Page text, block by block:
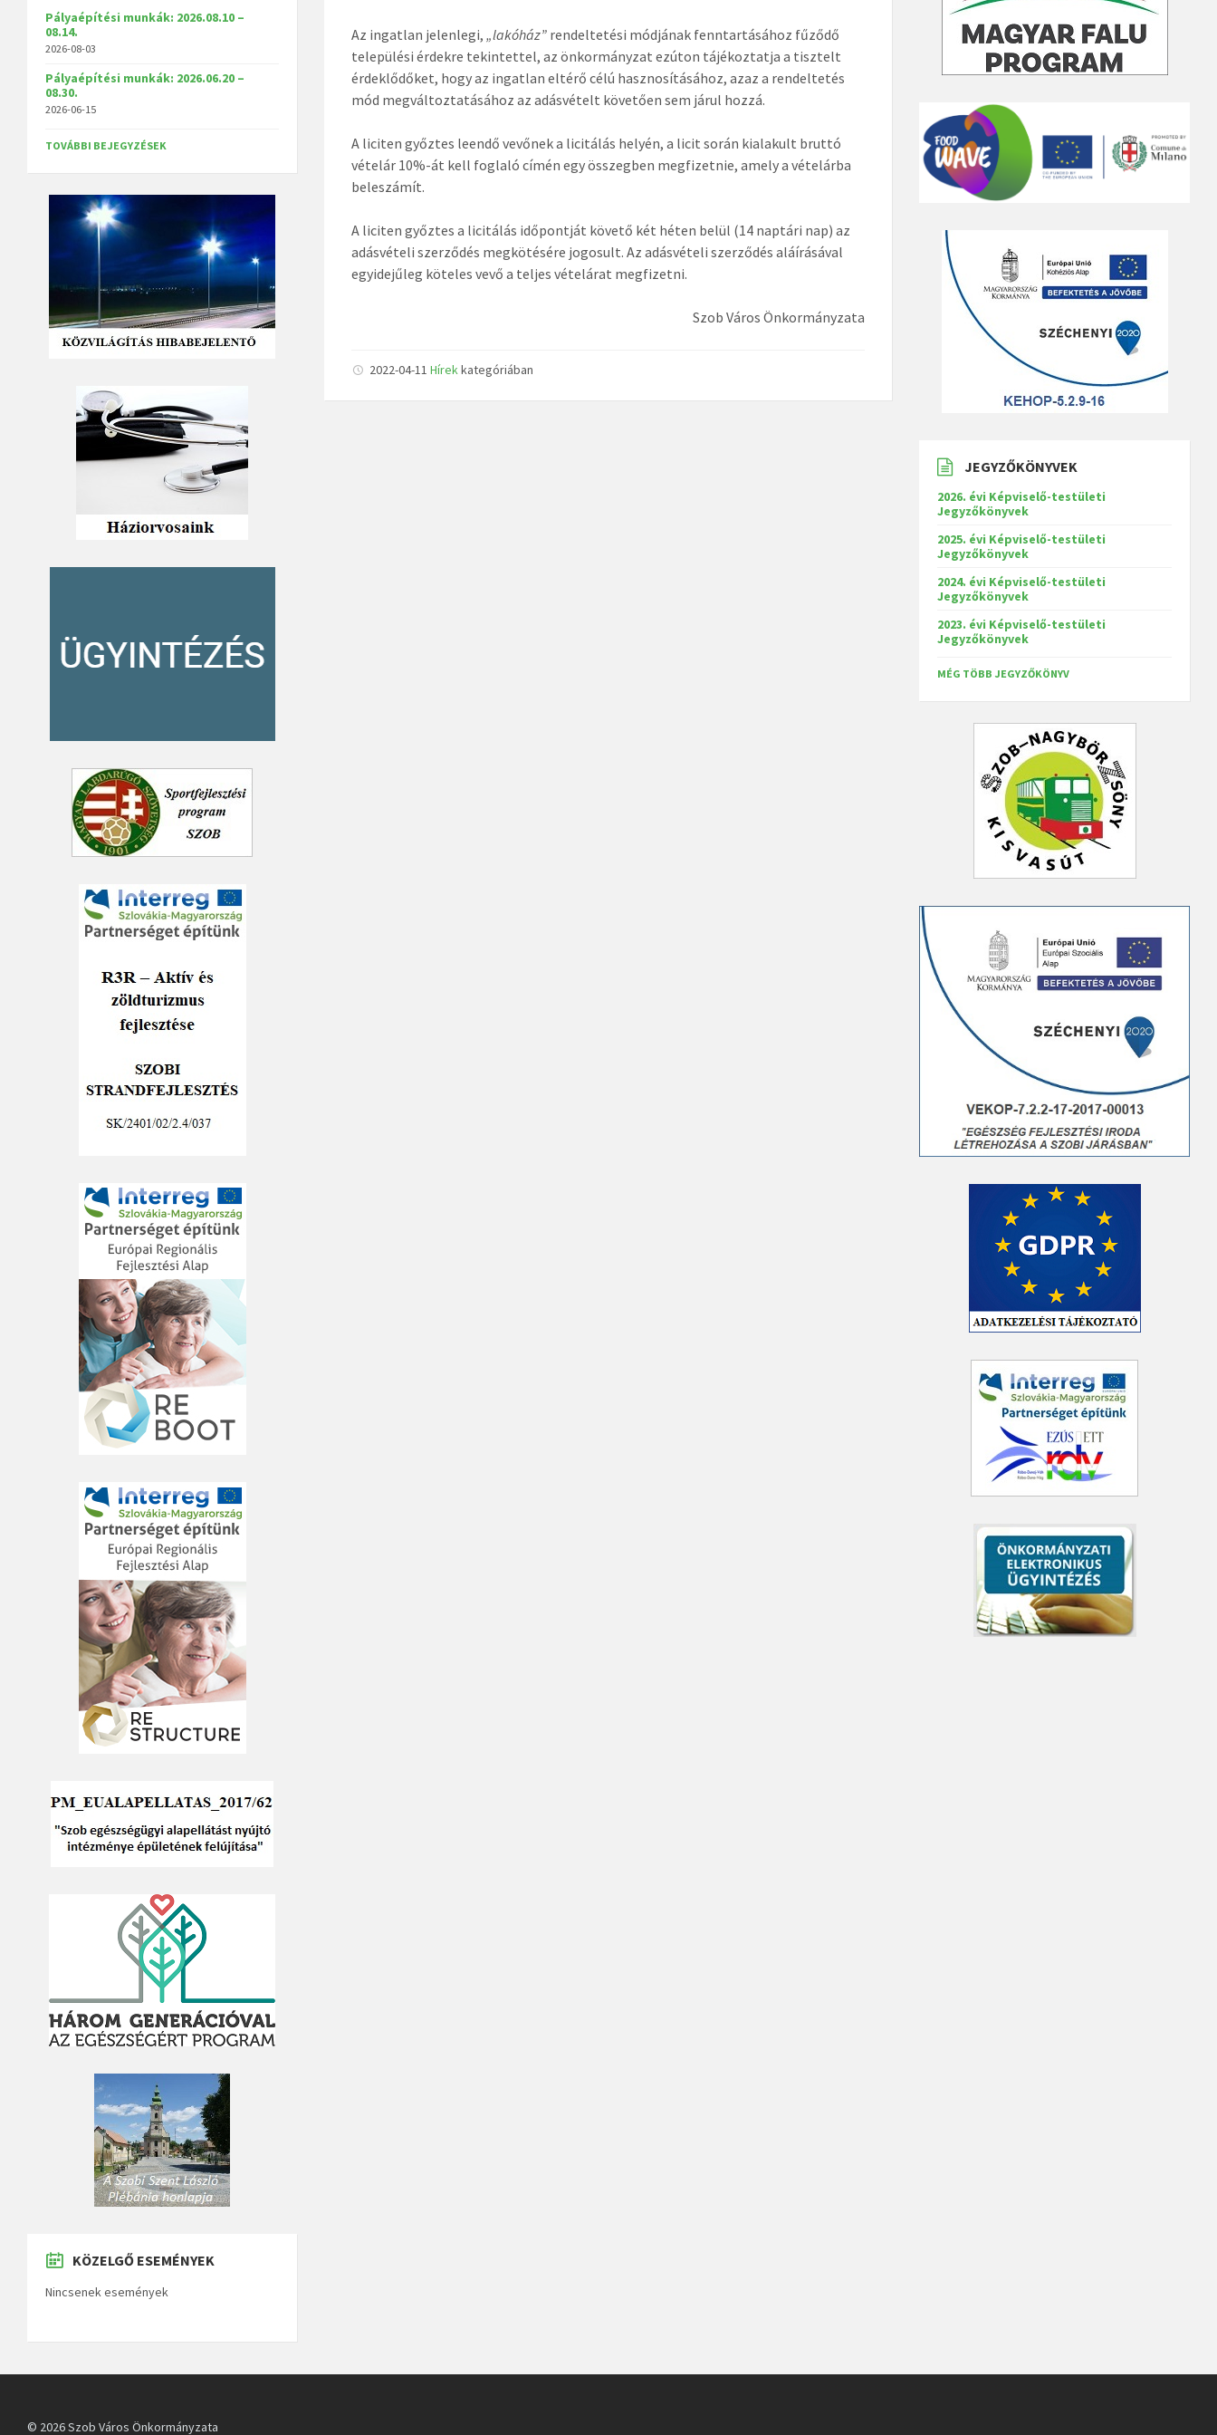
Az ingatlan jelenlegi,„lakóház” rendeltetési módjának fenntartásához fűződő
települési érdekre tekintettel, az önkormányzat ezúton tájékoztatja a tisztelt
érdeklődőket, hogy az ingatlan eltérő célú hasznosításához, azaz a rendeltetés
mód megváltoztatásához az adásvételt követően sem járul hozzá.
A liciten győztes leendő vevőnek a licitálás helyén, a licit során kialakult bruttó
vételár 10%-át kell foglaló címén egy összegben megfizetnie, amely a vételárba
beleszámít.
A liciten győztes a licitálás időpontját követő két héten belül (14 naptári nap) az
adásvételi szerződés megkötésére jogosult. Az adásvételi szerződés aláírásával
egyidejűleg köteles vevő a teljes vételárat megfizetni.
Szob Város Önkormányzata
2022-04-11Hírekkategóriában
Pályaépítési munkák: 2026.08.10 –
08.14.
2026-08-03
Pályaépítési munkák: 2026.06.20 –
08.30.
2026-06-15
TOVÁBBI BEJEGYZÉSEK
KÖZELGŐ ESEMÉNYEK
Nincsenek események
JEGYZŐKÖNYVEK
2026. évi Képviselő-testületi
Jegyzőkönyvek
2025. évi Képviselő-testületi
Jegyzőkönyvek
2024. évi Képviselő-testületi
Jegyzőkönyvek
2023. évi Képviselő-testületi
Jegyzőkönyvek
MÉG TÖBB JEGYZŐKÖNYV
© 2026 Szob Város Önkormányzata